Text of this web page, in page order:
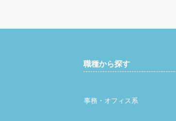
職種から探す
事務・オフィス系